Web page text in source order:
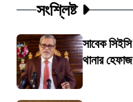
সংশ্লিষ্ট
সাবেক
থানার